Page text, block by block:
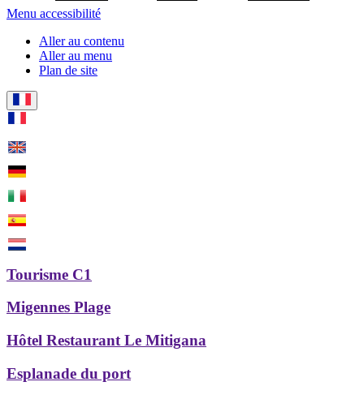
Menu accessibilité
Aller au contenu
Aller au menu
Plan de site
Tourisme C1
Migennes Plage
Hôtel Restaurant Le Mitigana
Esplanade du port